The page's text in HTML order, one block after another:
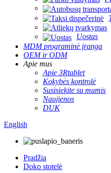
Uostas
MDM programinė įranga
OEM ir ODM
Apie mus
Apie 3Rtablet
Kokybės kontrolė
Susisiekite su mumis
Naujienos
DUK
English
Pradžia
Doko stotelė